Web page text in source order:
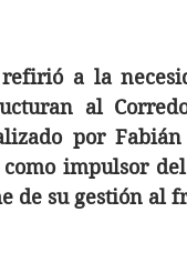
a la
al
por
impulsor
de su gestión al